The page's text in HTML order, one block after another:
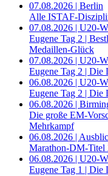
07.08.2026 | Berlin
Alle ISTAF-
07.08.2026 | U20-
Eugene Tag 2 |
Medaillen-Glück
07.08.2026 | U20-
Eugene Tag 2 | Die
06.08.2026 | U20-
Eugene Tag 2 | Die
06.08.2026 |
Die große EM-
Mehrkampf
06.08.2026 |
Marathon-DM-Titel
06.08.2026 | U20-
Eugene Tag 1 | Die